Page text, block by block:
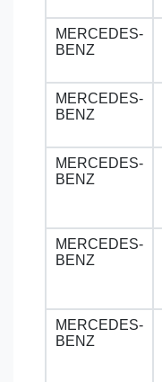
MERCEDES-
BENZ
MERCEDES-
BENZ
MERCEDES-
BENZ
MERCEDES-
BENZ
MERCEDES-
BENZ